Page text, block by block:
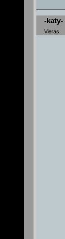
-katy-
Vieras